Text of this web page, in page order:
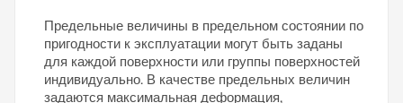
Предельные величины в предельном состоянии по
пригодности к эксплуатации могут быть заданы
для каждой поверхности или группы поверхностей
индивидуально. В качестве предельных величин
задаются максимальная деформация,